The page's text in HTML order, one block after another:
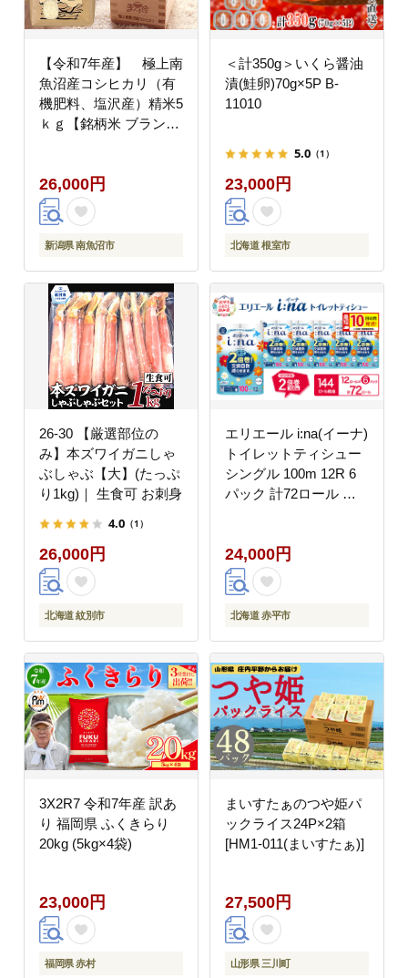
【令和7年産】 極上南
魚沼産コシヒカリ（有
機肥料、塩沢産）精米5
ｋｇ【銘柄米 ブランド
産地直送 お米 米 こめ
コメ ご飯 御飯 ごは
ん】
26,000円
新潟県 南魚沼市
＜計350g＞いくら醤油
漬(鮭卵)70g×5P B-
11010
5.0 （1）
23,000円
北海道 根室市
26-30 【厳選部位の
み】本ズワイガニしゃ
ぶしゃぶ【大】(たっぷ
り1kg)｜ 生食可 お刺身
4.0 （1）
26,000円
北海道 紋別市
エリエール i:na(イーナ)
トイレットティシュー
シングル 100m 12R 6
パック 計72ロール 最
め買い 防災 常備品 備
蓄品 消耗品 日用品 生
活必需品 北海道 赤平市
24,000円
北海道 赤平市
3X2R7 令和7年産 訳あ
り 福岡県 ふくきらり
20kg (5kg×4袋)
23,000円
福岡県 赤村
まいすたぁのつや姫パ
ックライス24P×2箱
[HM1-011(まいすたぁ)]
27,500円
山形県 三川町